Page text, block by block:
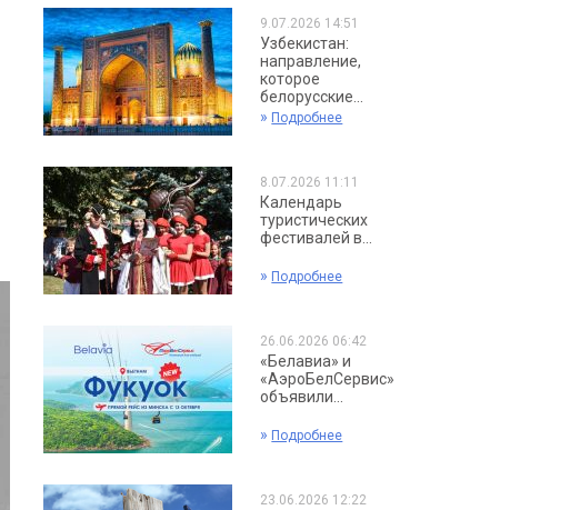
9.07.2026 14:51
Узбекистан:
направление,
которое
белорусские...
» Подробнее
8.07.2026 11:11
Календарь
туристических
фестивалей в...
» Подробнее
26.06.2026 06:42
«Белавиа» и
«АэроБелСервис»
объявили...
» Подробнее
23.06.2026 12:22